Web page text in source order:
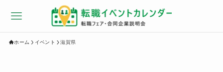
ホーム イベント 滋賀県